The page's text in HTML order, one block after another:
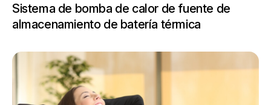
Sistema de bomba de calor de fuente de
almacenamiento de batería térmica